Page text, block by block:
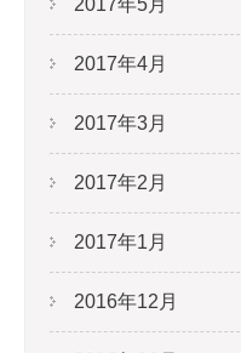
2017年5月
2017年4月
2017年3月
2017年2月
2017年1月
2016年12月